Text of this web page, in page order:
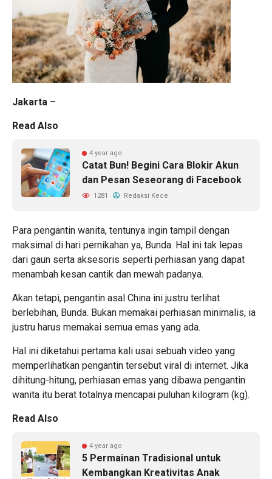
Jakarta –
Read Also
4 year ago
Catat Bun! Begini Cara Blokir Akun
dan Pesan Seseorang di Facebook
1281 Redaksi Kece
Para pengantin wanita, tentunya ingin tampil dengan
maksimal di hari pernikahan ya, Bunda. Hal ini tak lepas
dari gaun serta aksesoris seperti perhiasan yang dapat
menambah kesan cantik dan mewah padanya.
Akan tetapi, pengantin asal China ini justru terlihat
berlebihan, Bunda. Bukan memakai perhiasan minimalis, ia
justru harus memakai semua emas yang ada.
Hal ini diketahui pertama kali usai sebuah video yang
memperlihatkan pengantin tersebut viral di internet. Jika
dihitung-hitung, perhiasan emas yang dibawa pengantin
wanita itu berat totalnya mencapai puluhan kilogram (kg).
Read Also
4 year ago
5 Permainan Tradisional untuk
Kembangkan Kreativitas Anak